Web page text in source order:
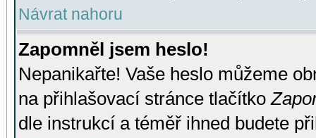
Návrat nahoru
Zapomněl jsem heslo!
Nepanikařte! Vaše heslo můžeme
na přihlašovací stránce tlačítko
dle instrukcí a téměř ihned budete